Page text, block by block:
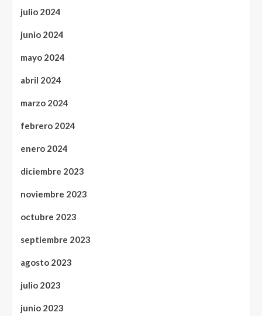
julio 2024
junio 2024
mayo 2024
abril 2024
marzo 2024
febrero 2024
enero 2024
diciembre 2023
noviembre 2023
octubre 2023
septiembre 2023
agosto 2023
julio 2023
junio 2023